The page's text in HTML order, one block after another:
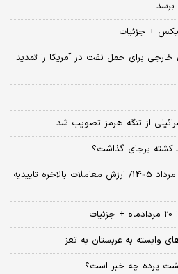
برسد
+ جزئیات
برای حمل نفت در آمریکا را تمدید
از تنگه هرمز تصویب شد
پیش‌بینی بورس فردا سه‌شنبه 20 مرداد 1405/ ارزش معاملات بالاخره تاییدیه
وابسته به عربستان به تعز
پشت پرده چه خبر است؟